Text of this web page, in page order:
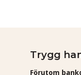
Trygg
Förutom